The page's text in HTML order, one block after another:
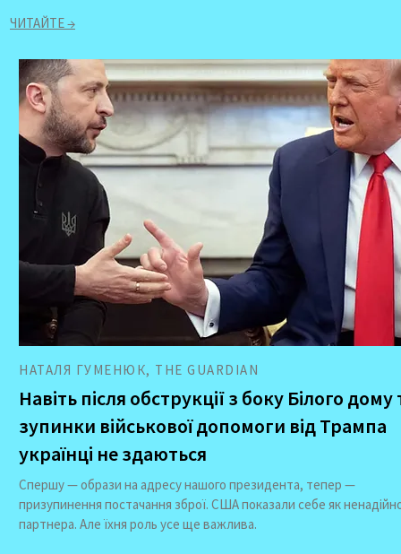
ЧИТАЙТЕ →
НАТАЛЯ ГУМЕНЮК, THE GUARDIAN
Навіть після обструкції з боку Білого дому
зупинки військової допомоги від Трампа
українці не здаються
Спершу — образи на адресу нашого президента, тепер —
призупинення постачання зброї. США показали себе як
партнера. Але їхня роль усе ще важлива.